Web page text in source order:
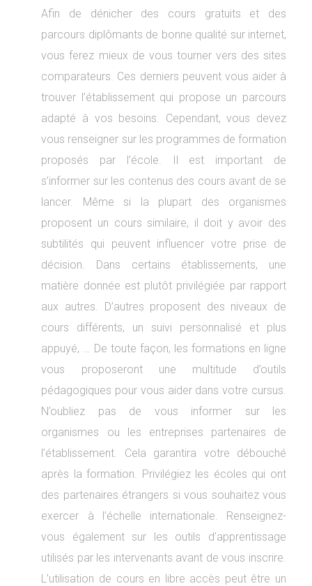
Afin de dénicher des cours gratuits et des
parcours diplômants de bonne qualité sur internet,
vous ferez mieux de vous tourner vers des sites
comparateurs. Ces derniers peuvent vous aider à
trouver l’établissement qui propose un parcours
adapté à vos besoins. Cependant, vous devez
vous renseigner sur les programmes de formation
proposés par l’école. Il est important de
s’informer sur les contenus des cours avant de se
lancer. Même si la plupart des organismes
proposent un cours similaire, il doit y avoir des
subtilités qui peuvent influencer votre prise de
décision. Dans certains établissements, une
matière donnée est plutôt privilégiée par rapport
aux autres. D’autres proposent des niveaux de
cours différents, un suivi personnalisé et plus
appuyé, … De toute façon, les formations en ligne
vous proposeront une multitude d’outils
pédagogiques pour vous aider dans votre cursus.
N’oubliez pas de vous informer sur les
organismes ou les entreprises partenaires de
l’établissement. Cela garantira votre débouché
après la formation. Privilégiez les écoles qui ont
des partenaires étrangers si vous souhaitez vous
exercer à l’échelle internationale. Renseignez-
vous également sur les outils d’apprentissage
utilisés par les intervenants avant de vous inscrire.
L’utilisation de cours en libre accès peut être un